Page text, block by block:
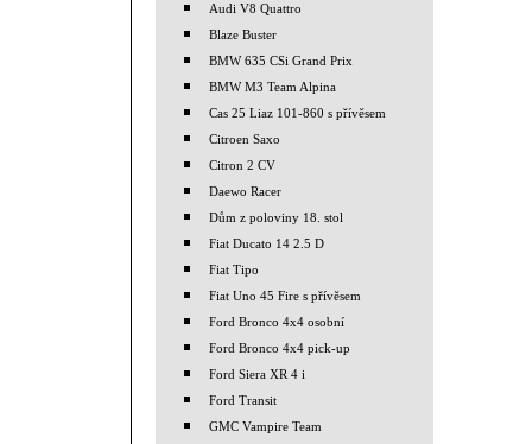
Audi V8 Quattro
Blaze Buster
BMW 635 CSi Grand Prix
BMW M3 Team Alpina
Cas 25 Liaz 101-860 s přívěsem
Citroen Saxo
Citron 2 CV
Daewo Racer
Dům z poloviny 18. stol
Fiat Ducato 14 2.5 D
Fiat Tipo
Fiat Uno 45 Fire s přívěsem
Ford Bronco 4x4 osobní
Ford Bronco 4x4 pick-up
Ford Siera XR 4 i
Ford Transit
GMC Vampire Team